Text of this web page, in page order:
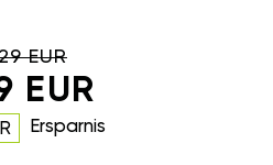
EUR
EUR
Ersparnis